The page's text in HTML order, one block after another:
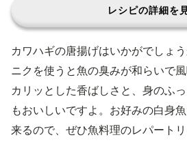
レシピの詳細を
カワハギの唐揚げはいかがでしょ
ニクを使うと魚の臭みが和らいで
カリッとした香ばしさと、身のふ
もおいしいですよ。お好みの白身
来るので、ぜひ魚料理のレパート